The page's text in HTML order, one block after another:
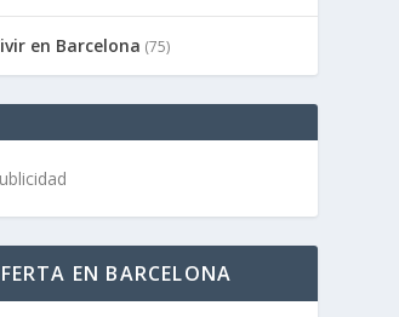
en Barcelona (75)
EN BARCELONA